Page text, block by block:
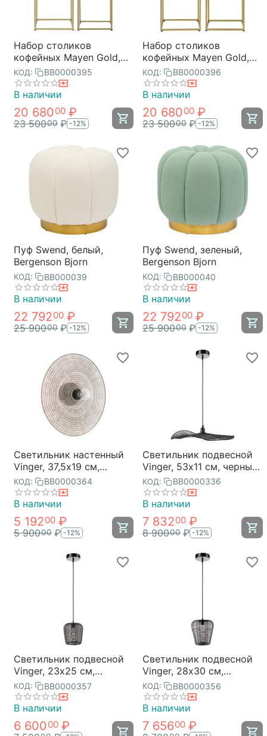
Набор столиков
кофейных Mayen Gold,
белые/золотистые,
Bergenson Bjorn
КОД: BB0000395
В наличии
20 68000 ₽
23 50000 ₽ -12%
Набор столиков
кофейных Mayen Gold,
золотистые, Bergenson
Bjorn
КОД: BB0000396
В наличии
20 68000 ₽
23 50000 ₽ -12%
Пуф Swend, белый,
Bergenson Bjorn
КОД: BB000039
В наличии
22 79200 ₽
25 90000 ₽ -12%
Пуф Swend, зеленый,
Bergenson Bjorn
КОД: BB000040
В наличии
22 79200 ₽
25 90000 ₽ -12%
Светильник настенный
Vinger, 37,5х19 см,
бежевый, Bergenson
Bjorn
КОД: BB0000364
В наличии
5 19200 ₽
5 90000 ₽ -12%
Светильник подвесной
Vinger, 53х11 см, черный,
Bergenson Bjorn
КОД: BB0000336
В наличии
7 83200 ₽
8 90000 ₽ -12%
Светильник подвесной
Vinger, 23х25 см,
черный, Bergenson Bjorn
КОД: BB0000357
В наличии
6 60000 ₽
Светильник подвесной
Vinger, 28х30 см,
черный, Bergenson Bjorn
КОД: BB0000356
В наличии
7 65600 ₽